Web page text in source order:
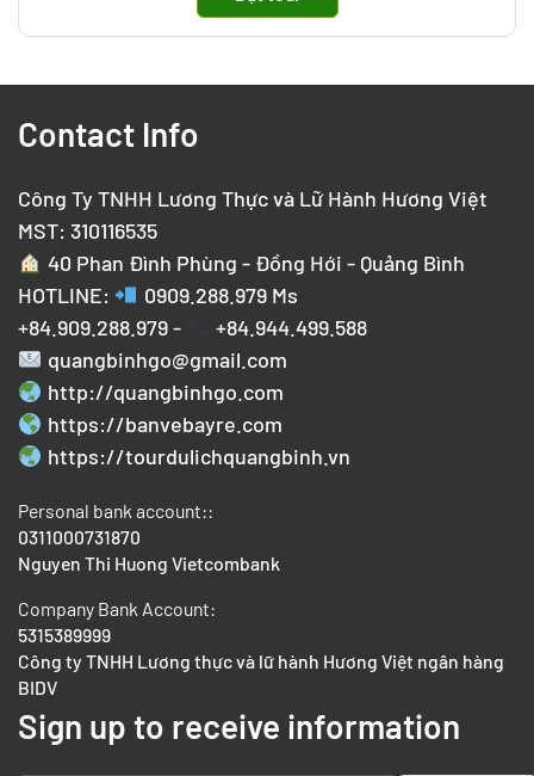
Contact Info
Công Ty TNHH Lương Thực và Lữ Hành Hương Việt
MST: 310116535
40 Phan Đình Phùng - Đồng Hới - Quảng Bình
HOTLINE:
0909.288.979Ms
+84.909.288.979 -
+84.944.499.588
quangbinhgo@gmail.com
http://quangbinhgo.com
https://banvebayre.com
https://tourdulichquangbinh.vn
Personal bank account::
0311000731870
Nguyen Thi Huong Vietcombank
Company Bank Account:
5315389999
Công ty TNHH Lương thực và lữ hành Hương Việt ngân hàng
BIDV
Sign up to receive information